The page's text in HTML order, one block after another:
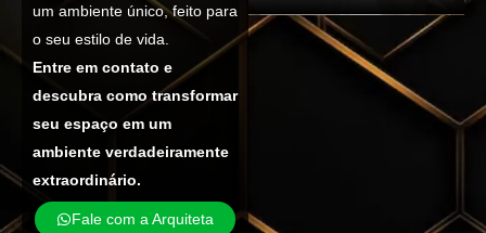
um ambiente único, feito para
o seu estilo de vida.
Entre em contato e
descubra como transformar
seu espaço em um
ambiente verdadeiramente
extraordinário.
Fale com a Arquiteta